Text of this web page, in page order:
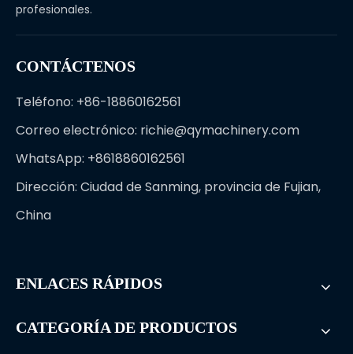
profesionales.
CONTÁCTENOS
Teléfono: +86-18860162561
Correo electrónico: richie@qymachinery.com
WhatsApp: +8618860162561
Dirección: Ciudad de Sanming, provincia de Fujian,
China
ENLACES RÁPIDOS
CATEGORÍA DE PRODUCTOS